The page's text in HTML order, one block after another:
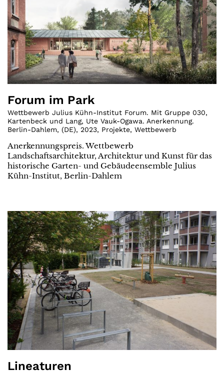
Forum im Park
Wettbewerb Julius Kühn-Institut Forum. Mit Gruppe 030,
Kartenbeck und Lang, Ute Vauk-Ogawa. Anerkennung.
Berlin-Dahlem, (DE), 2023, Projekte, Wettbewerb
Anerkennungspreis. Wettbewerb
Landschaftsarchitektur, Architektur und Kunst für das
historische Garten- und Gebäudeensemble Julius
Kühn-Institut, Berlin-Dahlem
Lineaturen